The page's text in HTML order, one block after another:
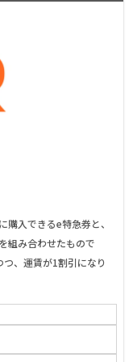
入できるe特急券と、
組み合わせたもので
、運賃が1割引になり